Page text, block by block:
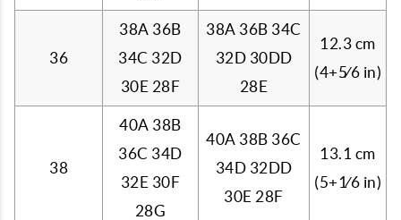
36
38A 36B
34C 32D
30E 28F
38A 36B 34C
32D 30DD
28E
12.3 cm
(4+5⁄6 in)
38
40A 38B
36C 34D
32E 30F
28G
40A 38B 36C
34D 32DD
30E 28F
13.1 cm
(5+1⁄6 in)